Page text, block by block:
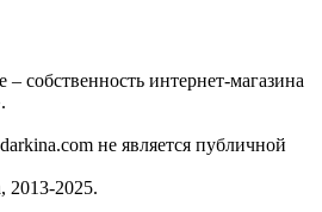
собственность интернет-магазина
не является публичной
2025.